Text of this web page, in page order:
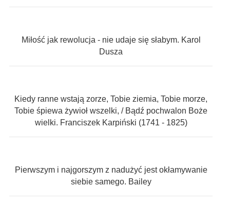
Miłość jak rewolucja - nie udaje się słabym. Karol
Dusza
Kiedy ranne wstają zorze, Tobie ziemia, Tobie morze,
Tobie śpiewa żywioł wszelki, / Bądź pochwalon Boże
wielki. Franciszek Karpiński (1741 - 1825)
Pierwszym i najgorszym z nadużyć jest okłamywanie
siebie samego. Bailey